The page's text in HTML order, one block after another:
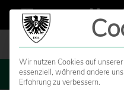
Wir nutzen Cookies auf
essenziell, während andere
Erfahrung zu verbessern.